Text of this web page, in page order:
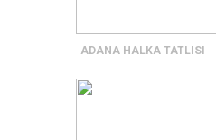
ADANA HALKA TATLISI